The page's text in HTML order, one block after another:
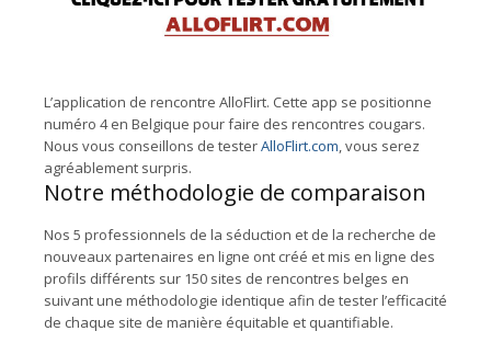
L’application de rencontre AlloFlirt. Cette app se positionne
numéro 4 en Belgique pour faire des rencontres cougars.
Nous vous conseillons de testerAlloFlirt.com , vous serez
agréablement surpris.
Notre méthodologie de comparaison
Nos 5 professionnels de la séduction et de la recherche de
nouveaux partenaires en ligne ont créé et mis en ligne des
profils différents sur 150 sites de rencontres belges en
suivant une méthodologie identique afin de tester l’efficacité
de chaque site de manière équitable et quantifiable.